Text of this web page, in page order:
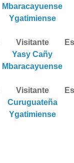
Mbaracayuense
Ygatimiense
Visitante
Yasy Cañy
Mbaracayuense
Visitante
Curuguateña
Ygatimiense